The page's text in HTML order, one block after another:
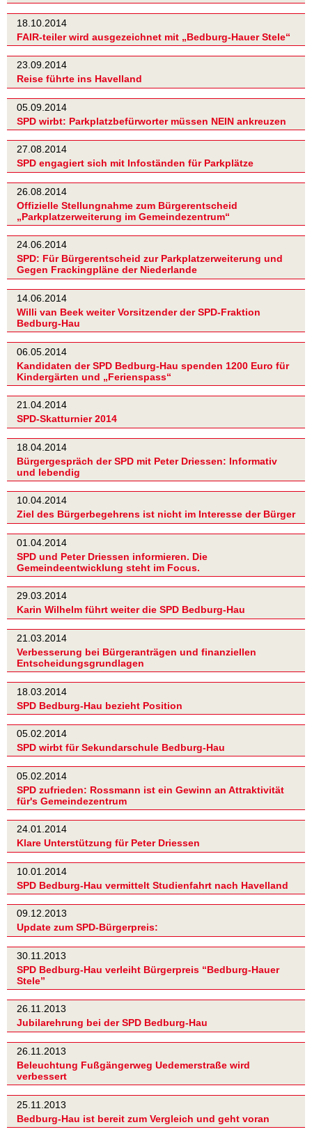
18.10.2014
FAIR-teiler wird ausgezeichnet mit „Bedburg-Hauer Stele“
23.09.2014
Reise führte ins Havelland
05.09.2014
SPD wirbt: Parkplatzbefürworter müssen NEIN ankreuzen
27.08.2014
SPD engagiert sich mit Infoständen für Parkplätze
26.08.2014
Offizielle Stellungnahme zum Bürgerentscheid
„Parkplatzerweiterung im Gemeindezentrum“
24.06.2014
SPD: Für Bürgerentscheid zur Parkplatzerweiterung und
Gegen Frackingpläne der Niederlande
14.06.2014
Willi van Beek weiter Vorsitzender der SPD-Fraktion
Bedburg-Hau
06.05.2014
Kandidaten der SPD Bedburg-Hau spenden 1200 Euro für
Kindergärten und „Ferienspass“
21.04.2014
SPD-Skatturnier 2014
18.04.2014
Bürgergespräch der SPD mit Peter Driessen: Informativ
und lebendig
10.04.2014
Ziel des Bürgerbegehrens ist nicht im Interesse der Bürger
01.04.2014
SPD und Peter Driessen informieren. Die
Gemeindeentwicklung steht im Focus.
29.03.2014
Karin Wilhelm führt weiter die SPD Bedburg-Hau
21.03.2014
Verbesserung bei Bürgeranträgen und finanziellen
Entscheidungsgrundlagen
18.03.2014
SPD Bedburg-Hau bezieht Position
05.02.2014
SPD wirbt für Sekundarschule Bedburg-Hau
05.02.2014
SPD zufrieden: Rossmann ist ein Gewinn an Attraktivität
für's Gemeindezentrum
24.01.2014
Klare Unterstützung für Peter Driessen
10.01.2014
SPD Bedburg-Hau vermittelt Studienfahrt nach Havelland
09.12.2013
Update zum SPD-Bürgerpreis:
30.11.2013
SPD Bedburg-Hau verleiht Bürgerpreis “Bedburg-Hauer
Stele”
26.11.2013
Jubilarehrung bei der SPD Bedburg-Hau
26.11.2013
Beleuchtung Fußgängerweg Uedemerstraße wird
verbessert
25.11.2013
Bedburg-Hau ist bereit zum Vergleich und geht voran